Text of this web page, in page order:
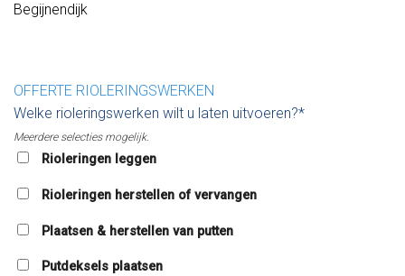
Begijnendijk
OFFERTE RIOLERINGSWERKEN
Welke rioleringswerken wilt u laten uitvoeren?*
Meerdere selecties mogelijk.
Rioleringen leggen
Rioleringen herstellen of vervangen
Plaatsen & herstellen van putten
Putdeksels plaatsen